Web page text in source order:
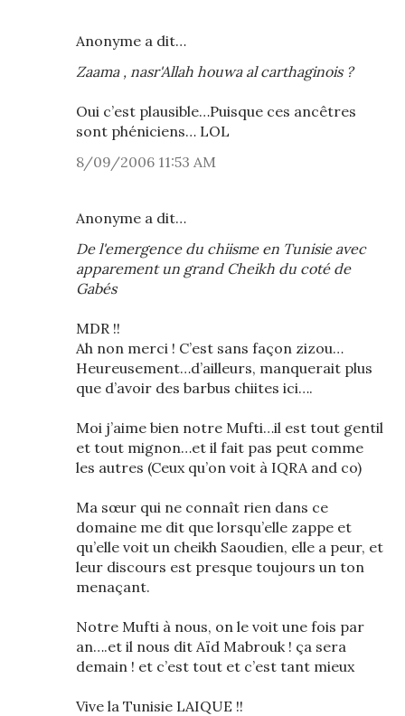
Anonyme a dit…
Zaama , nasr'Allah houwa al carthaginois ?
Oui c’est plausible…Puisque ces ancêtres
sont phéniciens… LOL
8/09/2006 11:53 AM
Anonyme a dit…
De l'emergence du chiisme en Tunisie avec
apparement un grand Cheikh du coté de
Gabés
MDR !!
Ah non merci ! C’est sans façon zizou…
Heureusement…d’ailleurs, manquerait plus
que d’avoir des barbus chiites ici….
Moi j’aime bien notre Mufti…il est tout gentil
et tout mignon…et il fait pas peut comme
les autres (Ceux qu’on voit à IQRA and co)
Ma sœur qui ne connaît rien dans ce
domaine me dit que lorsqu’elle zappe et
qu’elle voit un cheikh Saoudien, elle a peur, et
leur discours est presque toujours un ton
menaçant.
Notre Mufti à nous, on le voit une fois par
an….et il nous dit Aïd Mabrouk ! ça sera
demain ! et c’est tout et c’est tant mieux
Vive la Tunisie LAIQUE !!